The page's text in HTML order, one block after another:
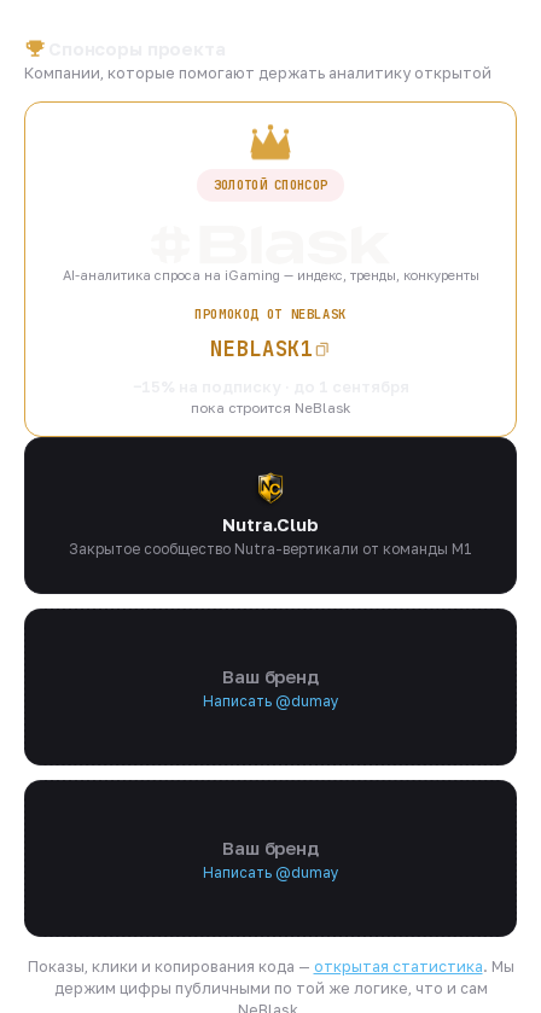
Компании, которые помогают держать аналитику открытой
ЗОЛОТОЙ СПОНСОР
AI-аналитика спроса на iGaming — индекс, тренды, конкуренты
ПРОМОКОД ОТ NEBLASK
NEBLASK1
пока строится NeBlask
Nutra.Club
Закрытое сообщество Nutra-вертикали от команды M1
Ваш бренд
Написать @dumay
Ваш бренд
Написать @dumay
Показы, клики и копирования кода — открытая статистика. Мы
держим цифры публичными по той же логике, что и сам